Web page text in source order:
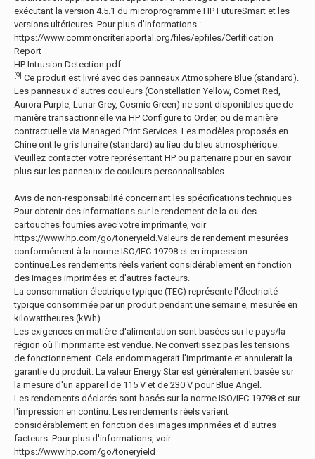
exécutant la version 4.5.1 du microprogramme HP FutureSmart et les
versions ultérieures. Pour plus d'informations :
https://www.commoncriteriaportal.org/files/epfiles/Certification
Report
HP Intrusion Detection.pdf.
[9] Ce produit est livré avec des panneaux Atmosphere Blue (standard).
Les panneaux d'autres couleurs (Constellation Yellow, Comet Red,
Aurora Purple, Lunar Grey, Cosmic Green) ne sont disponibles que de
manière transactionnelle via HP Configure to Order, ou de manière
contractuelle via Managed Print Services. Les modèles proposés en
Chine ont le gris lunaire (standard) au lieu du bleu atmosphérique.
Veuillez contacter votre représentant HP ou partenaire pour en savoir
plus sur les panneaux de couleurs personnalisables.
Avis de non-responsabilité concernant les spécifications techniques
Pour obtenir des informations sur le rendement de la ou des
cartouches fournies avec votre imprimante, voir
https://www.hp.com/go/toneryield.Valeurs de rendement mesurées
conformément à la norme ISO/IEC 19798 et en impression
continue.Les rendements réels varient considérablement en fonction
des images imprimées et d'autres facteurs.
La consommation électrique typique (TEC) représente l'électricité
typique consommée par un produit pendant une semaine, mesurée en
kilowattheures (kWh).
Les exigences en matière d'alimentation sont basées sur le pays/la
région où l'imprimante est vendue. Ne convertissez pas les tensions
de fonctionnement. Cela endommagerait l'imprimante et annulerait la
garantie du produit. La valeur Energy Star est généralement basée sur
la mesure d'un appareil de 115 V et de 230 V pour Blue Angel.
Les rendements déclarés sont basés sur la norme ISO/IEC 19798 et sur
l'impression en continu. Les rendements réels varient
considérablement en fonction des images imprimées et d'autres
facteurs. Pour plus d'informations, voir
https://www.hp.com/go/toneryield